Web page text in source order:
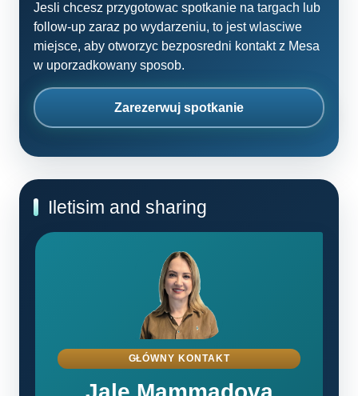
Jesli chcesz przygotowac spotkanie na targach lub
follow-up zaraz po wydarzeniu, to jest wlasciwe
miejsce, aby otworzyc bezposredni kontakt z Mesa
w uporzadkowany sposob.
Zarezerwuj spotkanie
Iletisim and sharing
GŁÓWNY KONTAKT